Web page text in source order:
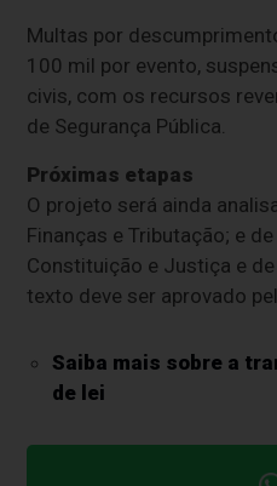
Multas por
100 mil por evento,
civis, com os recursos
de Segurança Pública.
Próximas etapas
O projeto será ainda
Finanças e Tributação; e de
Constituição e Justiça e
texto deve ser aprovado
Saiba mais sobre a
de lei